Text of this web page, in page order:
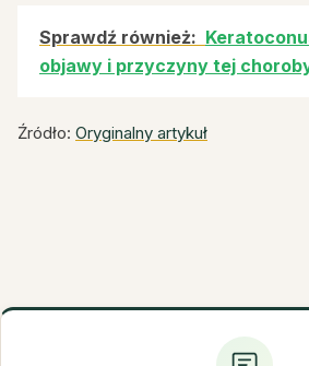
Sprawdź również:
objawy i przyczyny tej
Źródło: Oryginalny artykuł